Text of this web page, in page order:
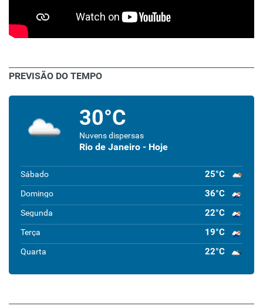
PREVISÃO DO TEMPO
30°C
Nuvens dispersas
Rio de Janeiro - Hoje
Sábado 25°C
Domingo 36°C
Segunda 22°C
Terça 19°C
Quarta 22°C